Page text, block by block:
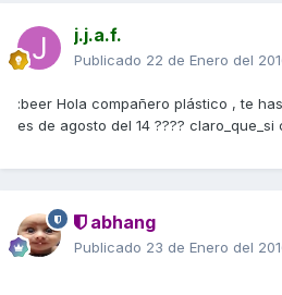
j.j.a.f.
Publicado 22 de Enero del
:beer Hola compañero plástico , te
es de agosto del 14 ???? claro_que_si
abhang
Publicado 23 de Enero del